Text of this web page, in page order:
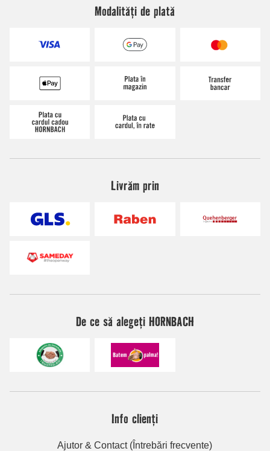
Modalități de plată
Livrăm prin
De ce să alegeți HORNBACH
Info clienți
Ajutor & Contact (Întrebări frecvente)